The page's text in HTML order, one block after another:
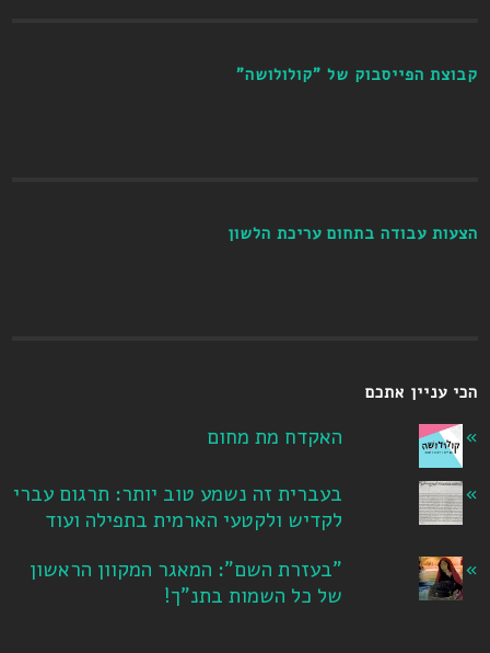
קבוצת הפייסבוק של "קולולושה"
הצעות עבודה בתחום עריכת הלשון
הכי עניין אתכם
האקדח מת מחום
בעברית זה נשמע טוב יותר: תרגום עברי
לקדיש ולקטעי הארמית בתפילה ועוד
"בעזרת השם": המאגר המקוון הראשון
של כל השמות בתנ"ך!